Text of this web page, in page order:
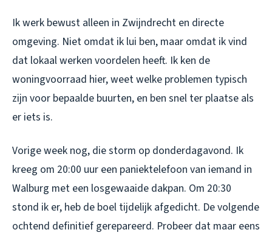
Ik werk bewust alleen in Zwijndrecht en directe
omgeving. Niet omdat ik lui ben, maar omdat ik vind
dat lokaal werken voordelen heeft. Ik ken de
woningvoorraad hier, weet welke problemen typisch
zijn voor bepaalde buurten, en ben snel ter plaatse als
er iets is.
Vorige week nog, die storm op donderdagavond. Ik
kreeg om 20:00 uur een paniektelefoon van iemand in
Walburg met een losgewaaide dakpan. Om 20:30
stond ik er, heb de boel tijdelijk afgedicht. De volgende
ochtend definitief gerepareerd. Probeer dat maar eens